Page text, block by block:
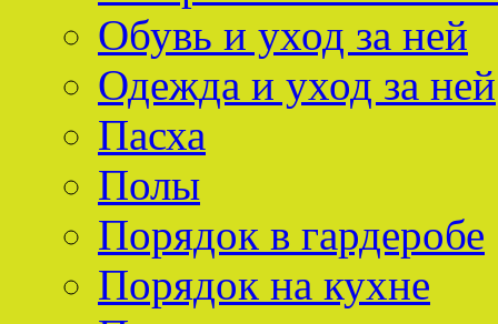
Обувь и уход за ней
Одежда и уход за ней
Пасха
Полы
Порядок в гардеробе
Порядок на кухне